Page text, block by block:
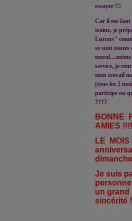
essayer !!!
Car il me faut
traine, je
Lurons"
se sont
service, je
mon travail
(tous les 2
participe ou
????
BONNE
AMIES !!!!
LE
Je suis
un grand
sincérité